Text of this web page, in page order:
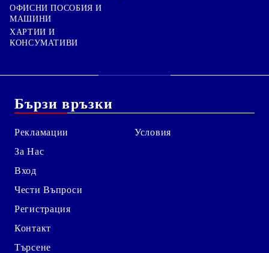
ОФИСНИ ПОСОБИЯ И
МАШИНИ
ХАРТИИ И
КОНСУМАТИВИ
Бързи връзки
Рекламации
За Нас
Вход
Чести Въпроси
Регистрация
Контакт
Търсене
Условия